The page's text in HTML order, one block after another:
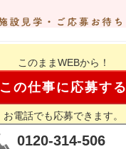
このままWEBから！
この仕事に応募する
お電話でも応募できます。
0120-314-506